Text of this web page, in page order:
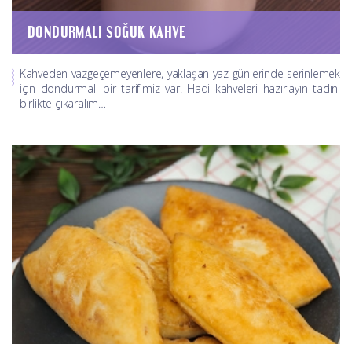
DONDURMALI SOĞUK KAHVE
Kahveden vazgeçemeyenlere, yaklaşan yaz günlerinde serinlemek
için dondurmalı bir tarifimiz var. Hadi kahveleri hazırlayın tadını
birlikte çıkaralım…